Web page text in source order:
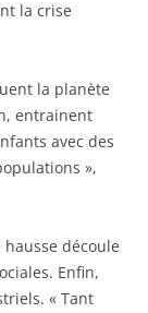
la crise
la planète
entrainent
avec des
»,
hausse découle
Enfin,
« Tant